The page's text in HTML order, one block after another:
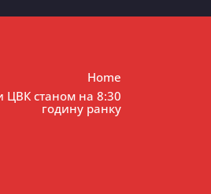
Home
ЦВК станом на 8:30
годину ранку